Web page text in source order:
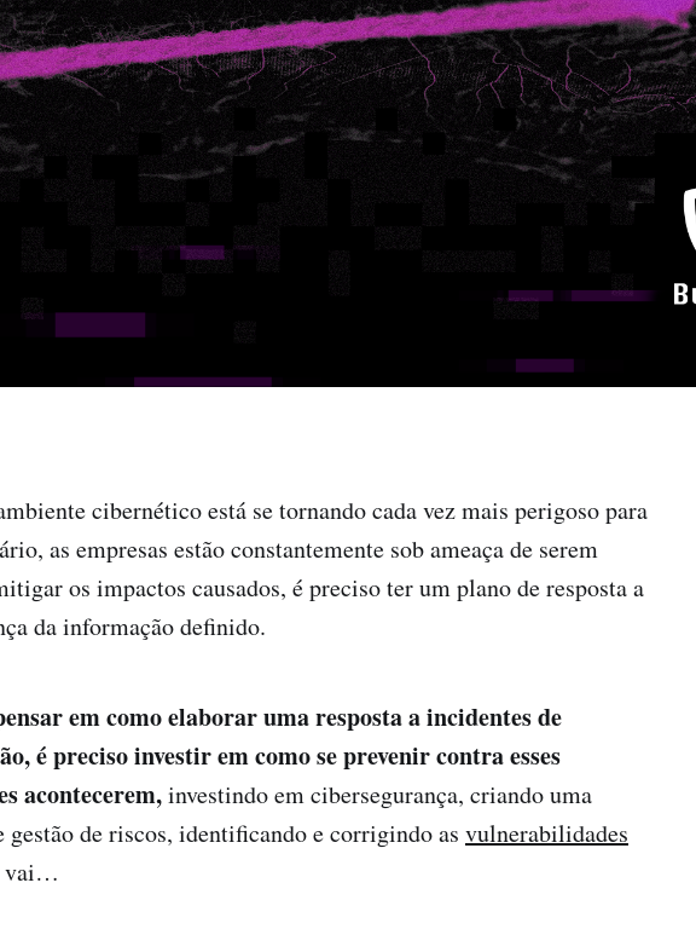
cibernético está se tornando cada vez mais perigoso para
as empresas estão constantemente sob ameaça de serem
os impactos causados, é preciso ter um plano de resposta a
da informação definido.
em como elaborar uma resposta a incidentes de
é preciso investir em como se prevenir contra esses
acontecerem,investindo em cibersegurança, criando uma
gestão de riscos, identificando e corrigindo as vulnerabilidades
vai…